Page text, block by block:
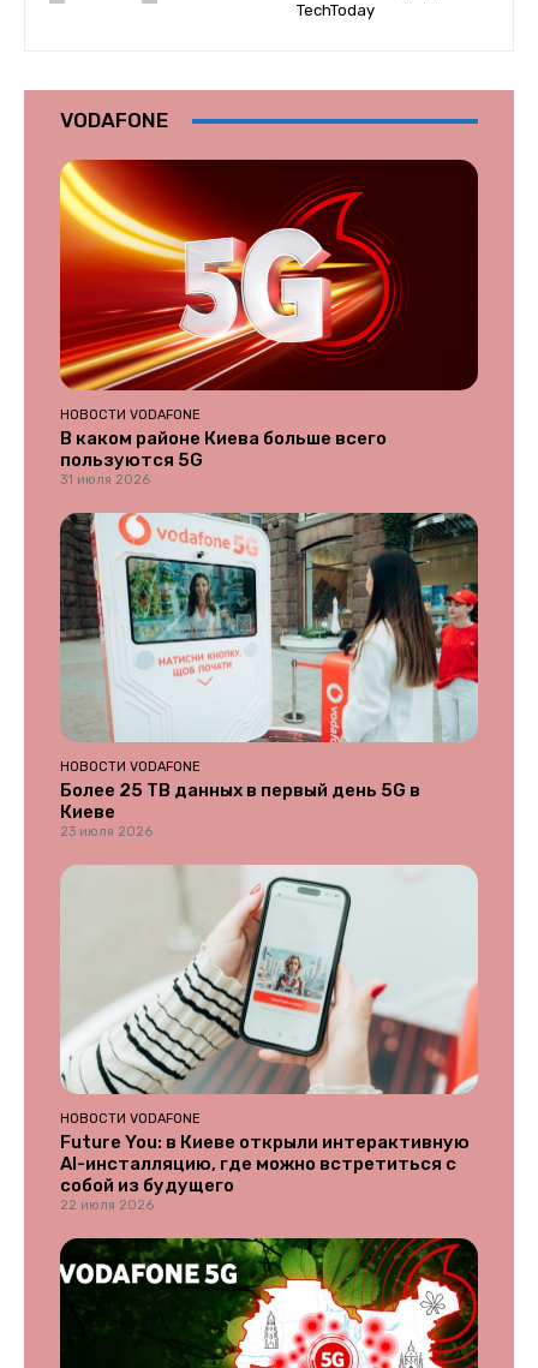
TechToday
VODAFONE
НОВОСТИ VODAFONE
В каком районе Киева больше всего
пользуются 5G
31 июля 2026
НОВОСТИ VODAFONE
Более 25 ТВ данных в первый день 5G в
Киеве
23 июля 2026
НОВОСТИ VODAFONE
Future You: в Киеве открыли интерактивную
AI-инсталляцию, где можно встретиться с
собой из будущего
22 июля 2026